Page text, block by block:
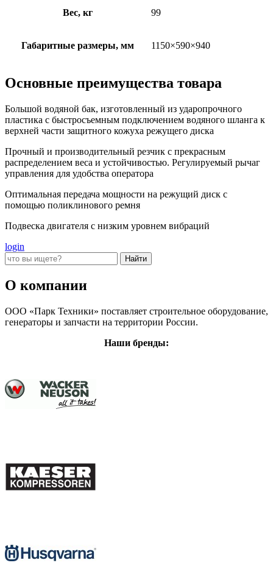
Вес, кг 99
Габаритные размеры, мм 1150×590×940
Основные преимущества товара
Большой водяной бак, изготовленный из ударопрочного
пластика с быстросъемным подключением водяного шланга к
верхней части защитного кожуха режущего диска
Прочный и производительный резчик с прекрасным
распределением веса и устойчивостью. Регулируемый рычаг
управления для удобства оператора
Оптимальная передача мощности на режущий диск с
помощью поликлинового ремня
Подвеска двигателя с низким уровнем вибраций
login
О компании
ООО «Парк Техники» поставляет строительное оборудование,
генераторы и запчасти на территории России.
Наши бренды: